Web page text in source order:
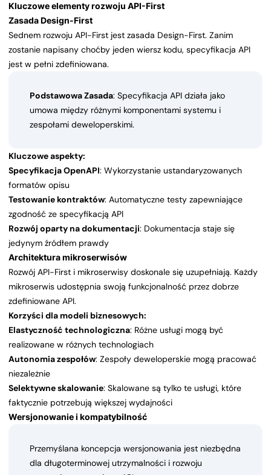
Kluczowe elementy rozwoju API-First
Zasada Design-First
Sednem rozwoju API-First jest zasada Design-First. Zanim
zostanie napisany choćby jeden wiersz kodu, specyfikacja API
jest w pełni zdefiniowana.
Podstawowa Zasada: Specyfikacja API działa jako
umowa między różnymi komponentami systemu i
zespołami deweloperskimi.
Kluczowe aspekty:
Specyfikacja OpenAPI: Wykorzystanie ustandaryzowanych
formatów opisu
Testowanie kontraktów: Automatyczne testy zapewniające
zgodność ze specyfikacją API
Rozwój oparty na dokumentacji: Dokumentacja staje się
jedynym źródłem prawdy
Architektura mikroserwisów
Rozwój API-First i mikroserwisy doskonale się uzupełniają. Każdy
mikroserwis udostępnia swoją funkcjonalność przez dobrze
zdefiniowane API.
Korzyści dla modeli biznesowych:
Elastyczność technologiczna: Różne usługi mogą być
realizowane w różnych technologiach
Autonomia zespołów: Zespoły deweloperskie mogą pracować
niezależnie
Selektywne skalowanie: Skalowane są tylko te usługi, które
faktycznie potrzebują większej wydajności
Wersjonowanie i kompatybilność
Przemyślana koncepcja wersjonowania jest niezbędna
dla długoterminowej utrzymalności i rozwoju